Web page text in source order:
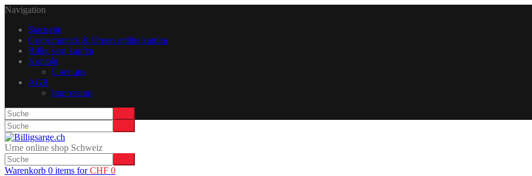
Navigation
Startseite
Grabschmuck & Urnen online kaufen
Billig sarg kaufen
Kontakt
Über uns
AGB
Impressum
Urne online shop Schweiz
Warenkorb 0 items forCHF 0